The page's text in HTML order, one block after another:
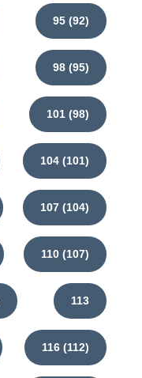
95 (92)
98 (95)
101 (98)
104 (101)
107 (104)
110 (107)
113
116 (112)